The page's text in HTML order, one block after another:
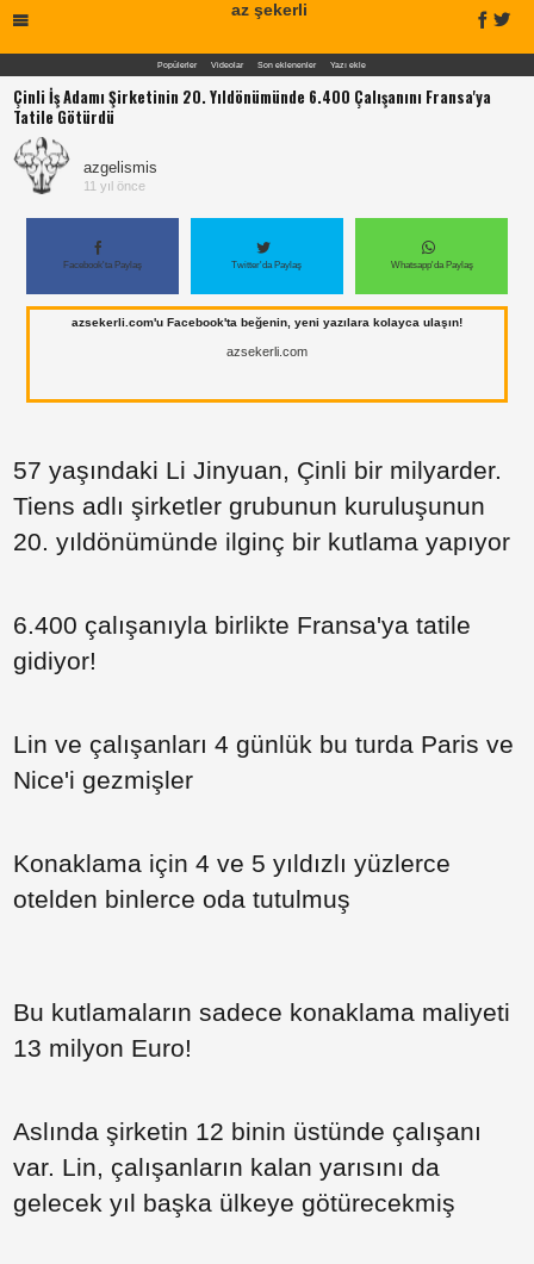
az şekerli
Popülerler Videolar Son eklenenler Yazı ekle
Çinli İş Adamı Şirketinin 20. Yıldönümünde 6.400 Çalışanını Fransa'ya
Tatile Götürdü
azgelismis
11 yıl önce
Facebook'ta Paylaş Twitter'da Paylaş Whatsapp'da Paylaş
azsekerli.com'u Facebook'ta beğenin, yeni yazılara kolayca ulaşın!
azsekerli.com
57 yaşındaki Li Jinyuan, Çinli bir milyarder.
Tiens adlı şirketler grubunun kuruluşunun
20. yıldönümünde ilginç bir kutlama yapıyor
Paylaş
6.400 çalışanıyla birlikte Fransa'ya tatile
gidiyor!
Paylaş
Lin ve çalışanları 4 günlük bu turda Paris ve
Nice'i gezmişler
Paylaş
Konaklama için 4 ve 5 yıldızlı yüzlerce
otelden binlerce oda tutulmuş
Paylaş
Bu kutlamaların sadece konaklama maliyeti
13 milyon Euro!
Paylaş
Aslında şirketin 12 binin üstünde çalışanı
var. Lin, çalışanların kalan yarısını da
gelecek yıl başka ülkeye götürecekmiş